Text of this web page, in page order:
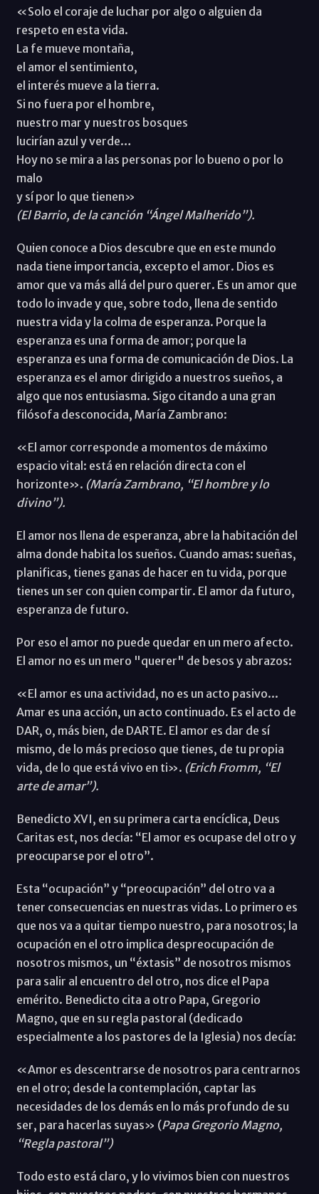
«Solo el coraje de luchar por algo o alguien da
respeto en esta vida.
La fe mueve montaña,
el amor el sentimiento,
el interés mueve a la tierra.
Si no fuera por el hombre,
nuestro mar y nuestros bosques
lucirían azul y verde…
Hoy no se mira a las personas por lo bueno o por lo
malo
y sí por lo que tienen»
(El Barrio, de la canción “Ángel Malherido”).
Quien conoce a Dios descubre que en este mundo
nada tiene importancia, excepto el amor. Dios es
amor que va más allá del puro querer. Es un amor que
todo lo invade y que, sobre todo, llena de sentido
nuestra vida y la colma de esperanza. Porque la
esperanza es una forma de amor; porque la
esperanza es una forma de comunicación de Dios. La
esperanza es el amor dirigido a nuestros sueños, a
algo que nos entusiasma. Sigo citando a una gran
filósofa desconocida, María Zambrano:
«El amor corresponde a momentos de máximo
espacio vital: está en relación directa con el
horizonte». (María Zambrano, “El hombre y lo
divino”).
El amor nos llena de esperanza, abre la habitación del
alma donde habita los sueños. Cuando amas: sueñas,
planificas, tienes ganas de hacer en tu vida, porque
tienes un ser con quien compartir. El amor da futuro,
esperanza de futuro.
Por eso el amor no puede quedar en un mero afecto.
El amor no es un mero "querer" de besos y abrazos:
«El amor es una actividad, no es un acto pasivo...
Amar es una acción, un acto continuado. Es el acto de
DAR, o, más bien, de DARTE. El amor es dar de sí
mismo, de lo más precioso que tienes, de tu propia
vida, de lo que está vivo en ti». (Erich Fromm, “El
arte de amar”).
Benedicto XVI, en su primera carta encíclica, Deus
Caritas est, nos decía: “El amor es ocupase del otro y
preocuparse por el otro”.
Esta “ocupación” y “preocupación” del otro va a
tener consecuencias en nuestras vidas. Lo primero es
que nos va a quitar tiempo nuestro, para nosotros; la
ocupación en el otro implica despreocupación de
nosotros mismos, un “éxtasis” de nosotros mismos
para salir al encuentro del otro, nos dice el Papa
emérito. Benedicto cita a otro Papa, Gregorio
Magno, que en su regla pastoral (dedicado
especialmente a los pastores de la Iglesia) nos decía:
«Amor es descentrarse de nosotros para centrarnos
en el otro; desde la contemplación, captar las
necesidades de los demás en lo más profundo de su
ser, para hacerlas suyas» (Papa Gregorio Magno,
“Regla pastoral”)
Todo esto está claro, y lo vivimos bien con nuestros